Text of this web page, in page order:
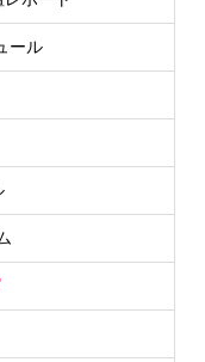
ール